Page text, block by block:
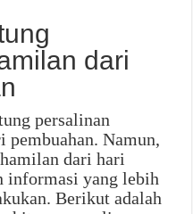
dari
persalinan
pembuahan. Namun,
dari hari
informasi yang lebih
Berikut adalah